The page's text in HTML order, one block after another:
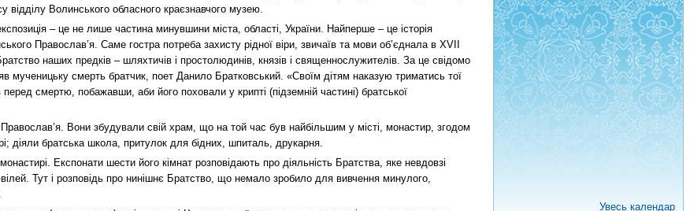
відділу Волинського обласного краєзнавчого музею.
– це не лише частина минувшини міста, області, України. Найперше – це історія
Православ’я. Саме гостра потреба захисту рідної віри, звичаїв та мови об’єднала в XVIІ
наших предків – шляхтичів і простолюдинів, князів і священно­служителів. За це свідомо
мученицьку смерть братчик, поет Данило Братковський. «Своїм дітям наказую триматись тої
смертю, побажавши, аби його поховали у крипті (підземній частині) братської
Православ’я. Вони збудували свій храм, що на той час був найбільшим у місті, монастир, згодом
діяли братська школа, притулок для бідних, шпиталь, друкарня.
Експонати шести його кімнат розповідають про діяльність Братства, яке невдовзі
Тут і розповідь про нинішнє Братство, що немало зробило для вивчення минулого,
Увесь календар